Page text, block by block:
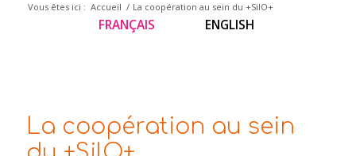
Vous êtes ici : Accueil / La coopération au sein du +SilO+
FRANÇAIS ENGLISH
La coopération au sein